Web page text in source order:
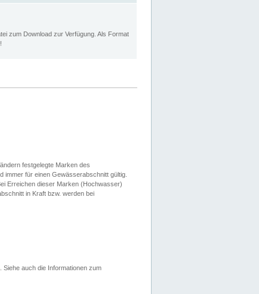
zum Download zur Verfügung. Als Format
festgelegte Marken des
immer für einen Gewässerabschnitt gültig.
Erreichen dieser Marken (Hochwasser)
in Kraft bzw. werden bei
. Siehe auch die Informationen zum